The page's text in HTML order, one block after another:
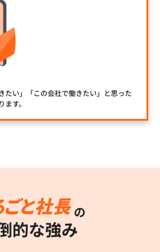
たい」「この会社で働きたい」と思った
す。
の
的な強み